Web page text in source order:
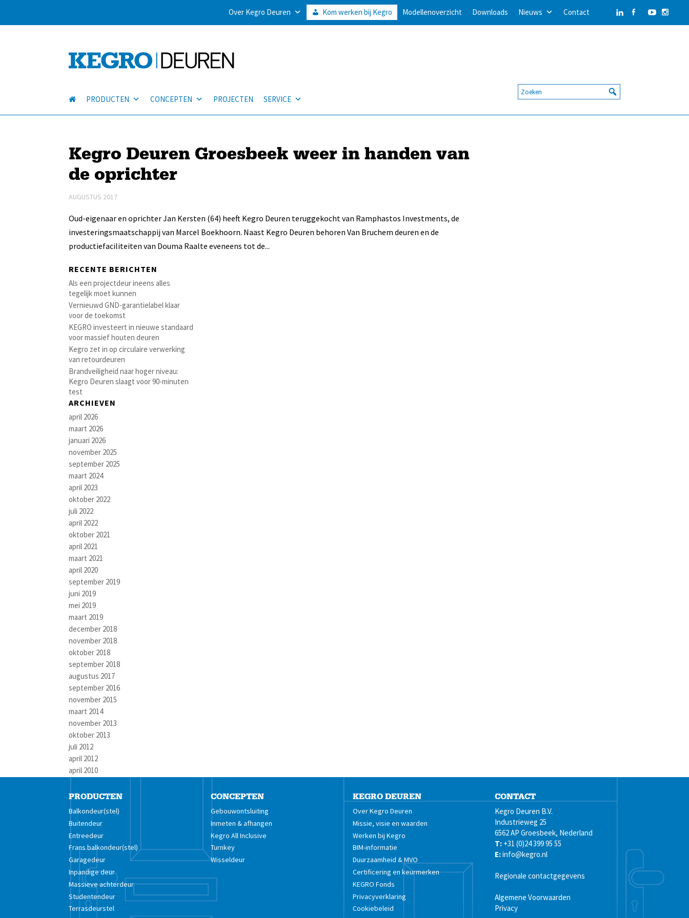
Over Kegro Deuren Kom werken bij Kegro Modellenoverzicht Downloads Nieuws Contact
PRODUCTEN CONCEPTEN PROJECTEN SERVICE
Kegro Deuren Groesbeek weer in handen van
de oprichter
AUGUSTUS 2017
Oud-eigenaar en oprichter Jan Kersten (64) heeft Kegro Deuren teruggekocht van Ramphastos Investments, de
investeringsmaatschappij van Marcel Boekhoorn. Naast Kegro Deuren behoren Van Bruchem deuren en de
productiefaciliteiten van Douma Raalte eveneens tot de...
RECENTE BERICHTEN
Als een projectdeur ineens alles
tegelijk moet kunnen
Vernieuwd GND-garantielabel klaar
voor de toekomst
KEGRO investeert in nieuwe standaard
voor massief houten deuren
Kegro zet in op circulaire verwerking
van retourdeuren
Brandveiligheid naar hoger niveau:
Kegro Deuren slaagt voor 90-minuten
test
ARCHIEVEN
april 2026
maart 2026
januari 2026
november 2025
september 2025
maart 2024
april 2023
oktober 2022
juli 2022
april 2022
oktober 2021
april 2021
maart 2021
april 2020
september 2019
juni 2019
mei 2019
maart 2019
december 2018
november 2018
oktober 2018
september 2018
augustus 2017
september 2016
november 2015
maart 2014
november 2013
oktober 2013
juli 2012
april 2012
april 2010
PRODUCTEN
Balkondeur(stel)
Buitendeur
Entreedeur
Frans balkondeur(stel)
Garagedeur
Inpandige deur
Massieve achterdeur
Studentendeur
Terrasdeurstel
CONCEPTEN
Gebouwontsluiting
Inmeten & afhangen
Kegro All Inclusive
Turnkey
Wisseldeur
KEGRO DEUREN
Over Kegro Deuren
Missie, visie en waarden
Werken bij Kegro
BIM-informatie
Duurzaamheid & MVO
Certificering en keurmerken
KEGRO Fonds
Privacyverklaring
Cookiebeleid
CONTACT
Kegro Deuren B.V.
Industrieweg 25
6562 AP Groesbeek, Nederland
T: +31 (0)24 399 95 55
E:info@kegro.nl
Regionale contactgegevens
Algemene Voorwaarden
Privacy